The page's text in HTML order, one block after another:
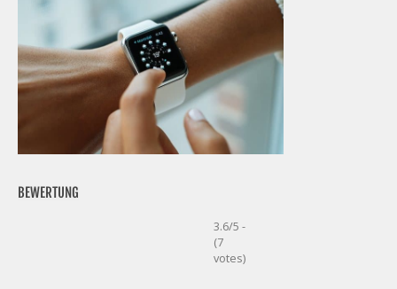
BEWERTUNG
3.6/5 -
(7
votes)